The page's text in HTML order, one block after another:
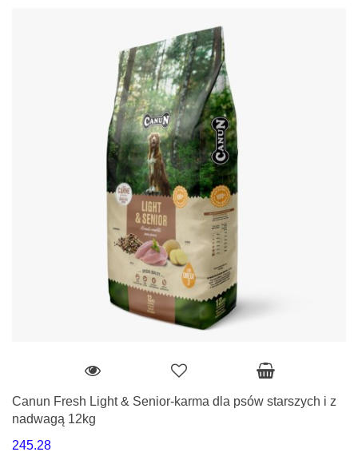
Canun Fresh Light & Senior-karma dla psów starszych i z
nadwagą 12kg
245.28